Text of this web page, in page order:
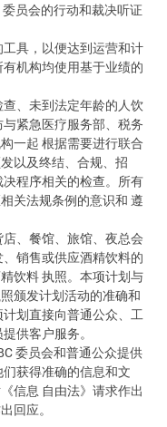
员会的行动和裁决听证
具，以便达到运营和计
机构均使用基于业绩的
、未到法定年龄的人饮
紧急医疗服务部、税务
一起 根据需要进行联合
以及终结、合规、招
程序相关的检查。所有
关法规条例的意识和 遵
、餐馆、旅馆、夜总会
销售或供应酒精饮料的
饮料 执照。本项计划与
颁发计划活动的准确和
划直接向普通公众、工
供客户服务。
委员会和普通公众提供
获得准确的信息和文
信息 自由法》请求作出
回应。